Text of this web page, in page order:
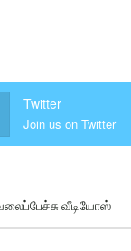
Twitter
Join us on Twitter
வீடியோஸ்